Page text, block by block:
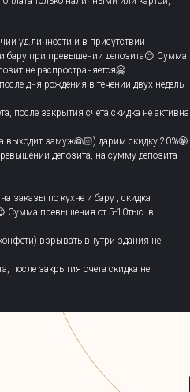
уд.личности и в присутствии
бару при превышении депозита😊 Сумма
не распространяется🤗
дня рождения в течении двух недель
после закрытия счета скидка не активна
выходит замуж👰🏻) дарим скидку 20%🤩
депозита, на сумму депозита
заказы по кухне и бару , скидка
Сумма превышения от 5-10тыс. в
взрывать внутри здания не
после закрытия счета скидка не